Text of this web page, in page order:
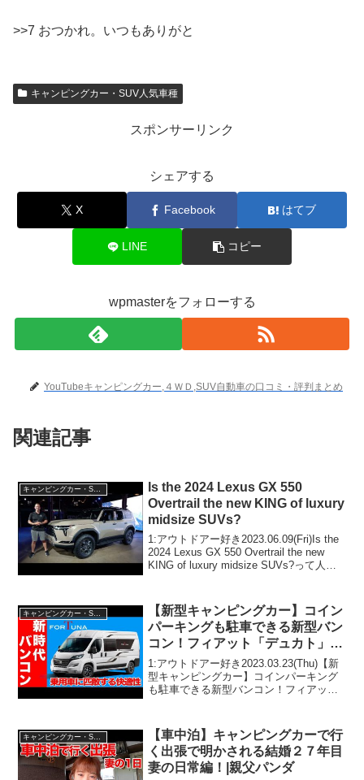
>>7 おつかれ。いつもありがと
キャンピングカー・SUV人気車種
スポンサーリンク
シェアする
X Facebook はてブ
LINE コピー
wpmasterをフォローする
YouTubeキャンピングカー,４ＷＤ,SUV自動車の口コミ・評判まとめ
関連記事
キャンピングカー・SUV人気車種
Is the 2024 Lexus GX 550
Overtrail the new KING of luxury
midsize SUVs?
1:アウトドアー好き2023.06.09(Fri)Is the
2024 Lexus GX 550 Overtrail the new
KING of luxury midsize SUVs?って人気
【新型キャンピングカー】コイン
パーキングも駐車できる新型バン
コン！フィアット「デュカト」フ
ォルトナを試乗＆徹底紹介！新時
代の幕開け！
1:アウトドアー好き2023.03.23(Thu)【新
型キャンピングカー】コインパーキング
も駐車できる新型バンコン！フィアット
しいぞ、見逃さないで！！2:アウトドア
ー好...
【車中泊】キャンピングカーで行
く出張で明かされる結婚２７年目
妻の日常編！|親父パンダ